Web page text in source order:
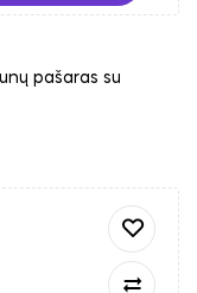
pašaras su